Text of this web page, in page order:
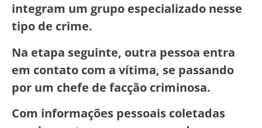
integram um grupo especializado nesse
tipo de crime.
Na etapa seguinte, outra pessoa entra
em contato com a vítima, se passando
por um chefe de facção criminosa.
Com informações pessoais coletadas